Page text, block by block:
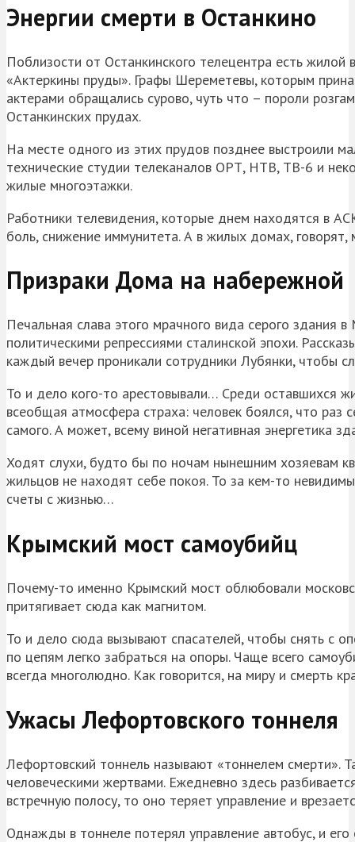
Энергии смерти в Останкино
Поблизости от Останкинского телецентра есть
«Актеркины пруды». Графы Шереметевы, которым
актерами обращались сурово, чуть что – пороли
Останкинских прудах.
На месте одного из этих прудов позднее выстроили
технические студии телеканалов ОРТ, НТВ, ТВ-6 и
жилые многоэтажки.
Работники телевидения, которые днем находятся в
боль, снижение иммунитета. А в жилых домах, говорят,
Призраки Дома на набережной
Печальная слава этого мрачного вида серого здания
политическими репрессиями сталинской эпохи.
каждый вечер проникали сотрудники Лубянки, чтобы
То и дело кого-то арестовывали… Среди оставшихся
всеобщая атмосфера страха: человек боялся, что раз
самого. А может, всему виной негативная энергетика
Ходят слухи, будто бы по ночам нынешним хозяевам
жильцов не находят себе покоя. То за кем-то
счеты с жизнью…
Крымский мост самоубийц
Почему-то именно Крымский мост облюбовали
притягивает сюда как магнитом.
То и дело сюда вызывают спасателей, чтобы снять с
по цепям легко забраться на опоры. Чаще всего
всегда многолюдно. Как говорится, на миру и смерть
Ужасы Лефортовского тоннеля
Лефортовский тоннель называют «тоннелем смерти».
человеческими жертвами. Ежедневно здесь
встречную полосу, то оно теряет управление и
Однажды в тоннеле потерял управление автобус, и